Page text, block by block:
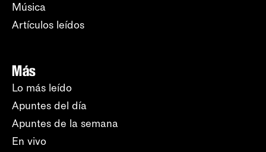
Música
Artículos leídos
Más
Lo más leído
Apuntes del día
Apuntes de la semana
En vivo